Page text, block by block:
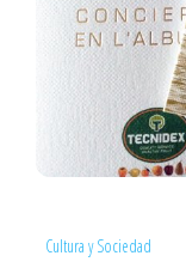
Cultura y Sociedad